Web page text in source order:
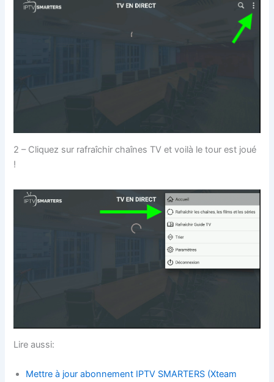
2 – Cliquez sur rafraîchir chaînes TV et voilà le tour est joué
!
Lire aussi:
Mettre à jour abonnement IPTV SMARTERS (Xteam